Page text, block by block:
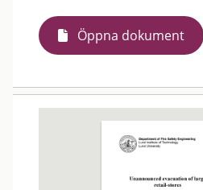
Öppna dokument